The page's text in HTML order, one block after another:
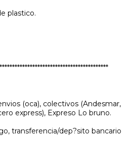
plastico.
(oca), colectivos (Andesmar,
express), Expreso Lo bruno.
transferencia/dep?sito bancario